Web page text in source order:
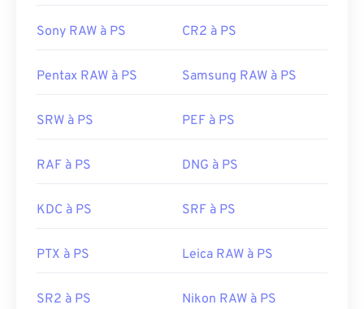
Sony RAW à PS CR2 à PS
Pentax RAW à PS Samsung RAW à PS
SRW à PS PEF à PS
RAF à PS DNG à PS
KDC à PS SRF à PS
PTX à PS Leica RAW à PS
SR2 à PS Nikon RAW à PS